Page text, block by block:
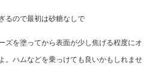
るので最初は砂糖なしで
ズを塗ってから表面が少し焦げる程度にオ
。ハムなどを乗っけても良いかもしれませ